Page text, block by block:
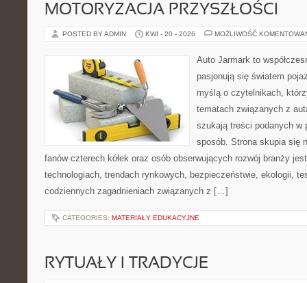
MOTORYZACJA PRZYSZŁOŚCI
POSTED BY ADMIN KWI - 20 - 2026 MOŻLIWOŚĆ
Auto Jarmark to
pasjonują się światem
myślą o czytelnikach,
tematach związanych z
szukają treści podanych w
sposób. Strona skupia się
fanów czterech kółek oraz osób obserwujących rozwój branży
technologiach, trendach rynkowych, bezpieczeństwie, ekologii,
codziennych zagadnieniach związanych z […]
CATEGORIES: MATERIAŁY EDUKACYJNE
RYTUAŁY I TRADYCJE